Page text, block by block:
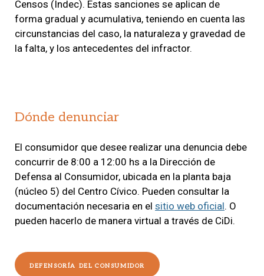
Censos (Indec). Estas sanciones se aplican de
forma gradual y acumulativa, teniendo en cuenta las
circunstancias del caso, la naturaleza y gravedad de
la falta, y los antecedentes del infractor.
Dónde denunciar
El consumidor que desee realizar una denuncia debe
concurrir de 8:00 a 12:00 hs a la Dirección de
Defensa al Consumidor, ubicada en la planta baja
(núcleo 5) del Centro Cívico. Pueden consultar la
documentación necesaria en el sitio web oficial. O
pueden hacerlo de manera virtual a través de CiDi.
DEFENSORÍA DEL CONSUMIDOR